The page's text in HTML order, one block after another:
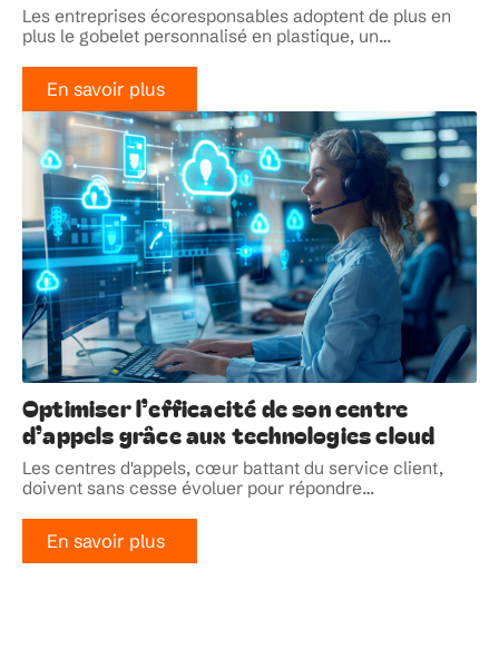
Les entreprises écoresponsables adoptent de plus en
plus le gobelet personnalisé en plastique, un…
En savoir plus
Optimiser l’efficacité de son centre
d’appels grâce aux technologies cloud
Les centres d'appels, cœur battant du service client,
doivent sans cesse évoluer pour répondre…
En savoir plus